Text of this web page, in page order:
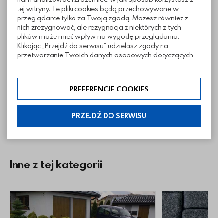
tej witryny. Te pliki cookies będą przechowywane w
przeglądarce tylko za Twoją zgodą. Możesz również z
nich zrezygnować, ale rezygnacja z niektórych z tych
plików może mieć wpływ na wygodę przeglądania.
Klikając „Przejdź do serwisu” udzielasz zgody na
przetwarzanie Twoich danych osobowych dotyczących
zakres klikając w „Preferencje cookies”. W każdej chwili
możesz modyfikować udzielone zgody w zakładce:
informacje i regulaminy — ustawienia cookies.
PREFERENCJE COOKIES
PRZEJDŹ DO SERWISU
Informacje techniczne
Sposoby ułożenia
Pliki do pobrania
Inne z tej kategorii